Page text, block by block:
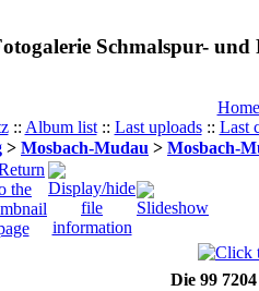
Schmalspur-
Home
:: Album list:: Last uploads:: Last
> Mosbach-Mudau > Mosbach-
Die 99